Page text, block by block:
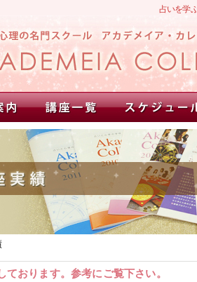
占いを学
ております。参考にご覧下さい。